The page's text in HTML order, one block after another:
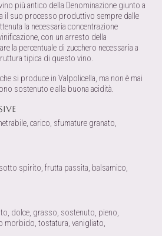
più antico della Denominazione giunto a
il suo processo produttivo sempre dalle
la necessaria concentrazione
con un arresto della
la percentuale di zucchero necessaria a
tipica di questo vino.
si produce in Valpolicella, ma non è mai
sostenuto e alla buona acidità.
carico, sfumature granato,
spirito, frutta passita, balsamico,
dolce, grasso, sostenuto, pieno,
morbido, tostatura, vanigliato,